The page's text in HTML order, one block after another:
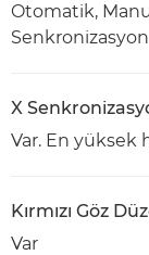
Otomatik,
Senkronizasyon
X
Var. En yüksek
Kırmızı Göz
Var